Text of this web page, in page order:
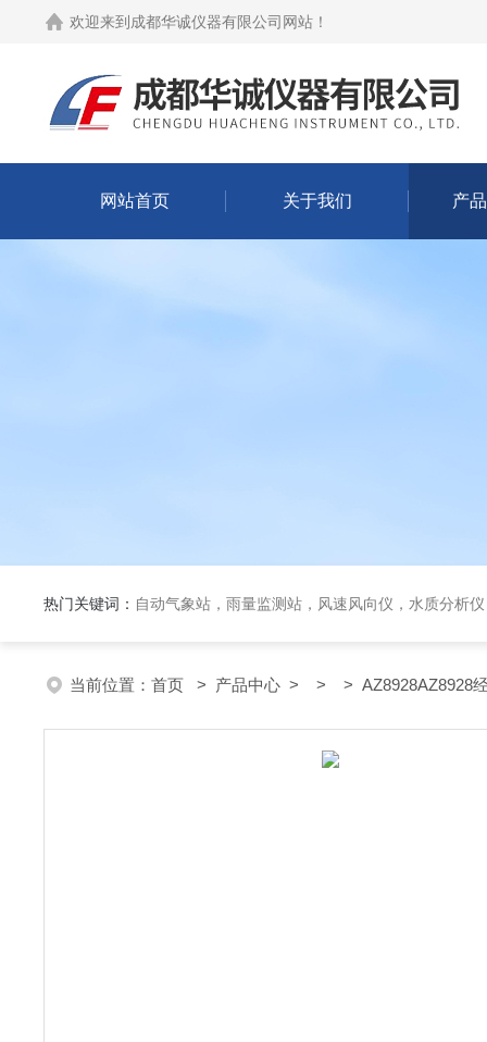
欢迎来到 成都华诚仪器有限公司网站 ！
网站首页 关于我们 产
热门关键词： 自动气象站，雨量监测站，风速风向仪，水质分析
当前位置： 首页 > 产品中心 > > > AZ8928AZ8928经